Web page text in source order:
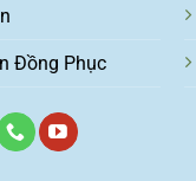
Đồng Phục